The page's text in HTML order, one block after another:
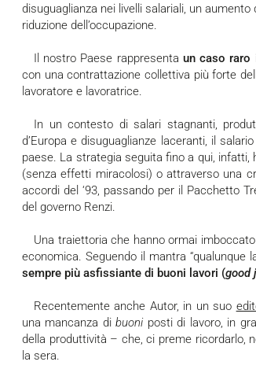
disuguaglianza nei livelli salariali, un
riduzione dell’occupazione.
Il nostro Paese rappresenta un caso raro
con una contrattazione collettiva più forte
lavoratore e lavoratrice.
In un contesto di salari stagnanti, produttività il cui incremento è da trent’anni tra i più bassi
d’Europa e disuguaglianze laceranti, il
paese. La strategia seguita fino a qui,
(senza effetti miracolosi) o attraverso una
accordi del ‘93, passando per il Pacchetto
del governo Renzi.
Una traiettoria che hanno ormai imboccato vari Stati e che desta la preoccupazione della comunità
economica. Seguendo il mantra “qualunque
sempre più asfissiante di buoni lavori (good
Recentemente anche Autor, in un suo
una mancanza dibuoniposti di lavoro, in
della produttività – che, ci preme ricordarlo,
la sera.